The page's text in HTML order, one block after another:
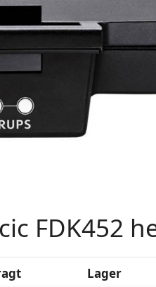
FDK452
Lager